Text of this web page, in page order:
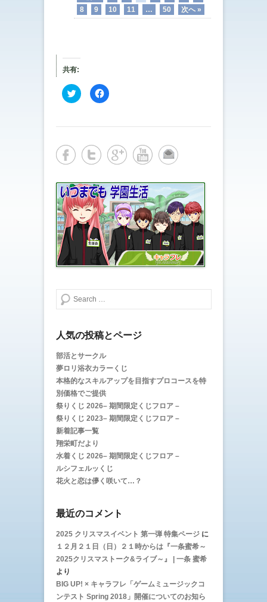
8
9 10 11 … 50 次へ »
共有:
ク
リ
て
で
共
有
(
新
し
い
ウ
ィ
ン
ウ
で
ま
す
F
a
o
で
共
有
に
は
ク
リ
ッ
ク
し
て
く
だ
さ
い
(
い
で
開
ま
)
検索する
人気の投稿とページ
部活とサークル
夢ロリ浴衣カラーくじ
本格的なスキルアップを目指すプロコースを特
別価格でご提供
祭りくじ 2026– 期間限定くじフロア –
祭りくじ 2023– 期間限定くじフロア –
新着記事一覧
翔栄町だより
水着くじ 2026– 期間限定くじフロア –
ルシフェルッくじ
花火と恋は儚く咲いて…？
最近のコメント
2025 クリスマスイベント 第一弾 特集ページ に
１２月２１日（日）２１時からは『一条蜜希～
2025クリスマストーク&ライブ～』 | 一条 蜜希
より
BIG UP! × キャラフレ「ゲームミュージックコ
ンテスト Spring 2018」開催についてのお知ら